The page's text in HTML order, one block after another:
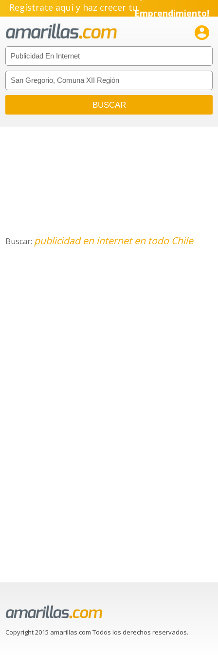
Regístrate aquí y haz crecer tuEmprendimiento!

Buscar: publicidad en internet en todo Chile
Copyright 2015 amarillas.com Todos los derechos reservados.